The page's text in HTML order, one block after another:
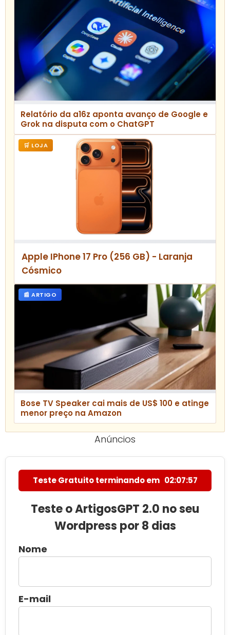
Relatório da a16z aponta avanço de Google e
Grok na disputa com o ChatGPT
🛒 LOJA
Apple IPhone 17 Pro (256 GB) - Laranja
Cósmico
📰 ARTIGO
Bose TV Speaker cai mais de US$ 100 e atinge
menor preço na Amazon
Anúncios
Teste Gratuito terminando em 02:07:56
Teste o ArtigosGPT 2.0 no seu
Wordpress por 8 dias
Nome
E-mail